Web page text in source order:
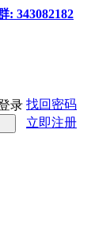
: 343082182
录 找回密码
立即注册